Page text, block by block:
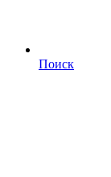
Поиск